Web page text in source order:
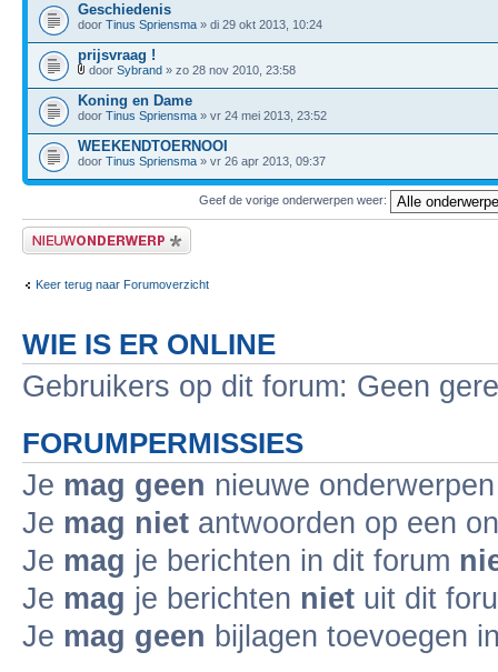
Geschiedenis
door Tinus Spriensma » di 29 okt 2013, 10:24
prijsvraag !
door Sybrand » zo 28 nov 2010, 23:58
Koning en Dame
door Tinus Spriensma » vr 24 mei 2013, 23:52
WEEKENDTOERNOOI
door Tinus Spriensma » vr 26 apr 2013, 09:37
Geef de vorige onderwerpen weer:
Plaats een nieuw bericht
Keer terug naar Forumoverzicht
WIE IS ER ONLINE
Gebruikers op dit forum: Geen
FORUMPERMISSIES
Je mag geen nieuwe
Je mag niet antwoorden op een
Je mag je berichten in dit forum
Je mag je berichten niet uit dit
Je mag geen bijlagen toevoegen